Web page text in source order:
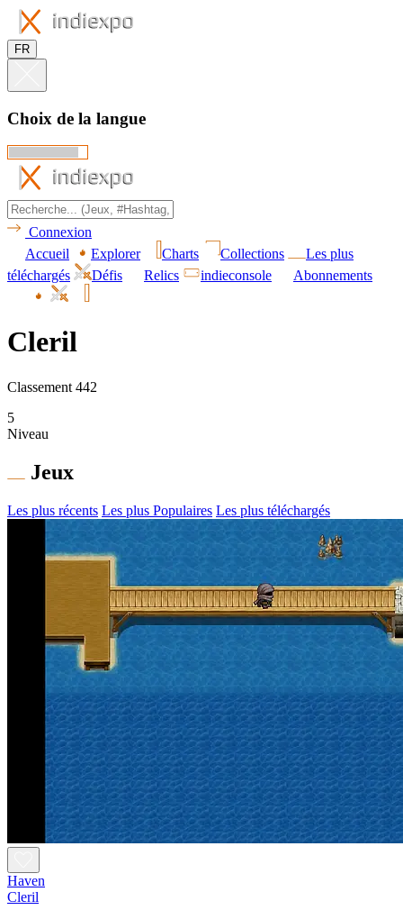
FR
Choix de la langue
Connexion
Accueil
Explorer Charts Collections
Les plus
téléchargés
Défis Relics indieconsole Abonnements
Cleril
Classement 442
5
Niveau
Jeux
Les plus récents Les plus Populaires Les plus téléchargés
Haven
Cleril